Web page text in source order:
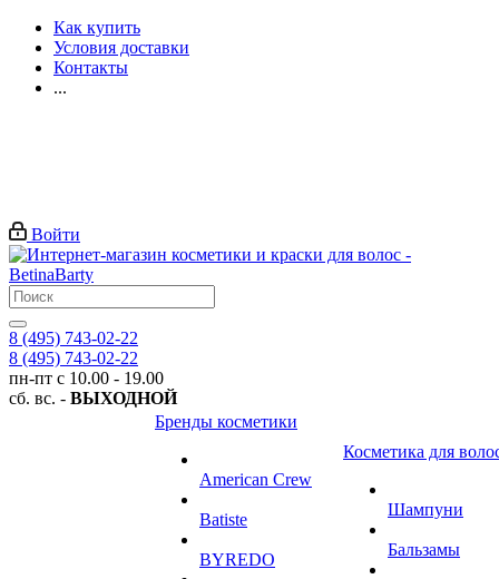
Как купить
Условия доставки
Контакты
...
Войти
8 (495) 743-02-22
8 (495) 743-02-22
пн-пт с 10.00 - 19.00
сб. вс. - ВЫХОДНОЙ
Бренды косметики
American Crew
Batiste
BYREDO
Косметика для
Шампуни
Бальзамы